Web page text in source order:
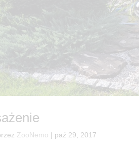
ZooNemo | paź 29, 2017